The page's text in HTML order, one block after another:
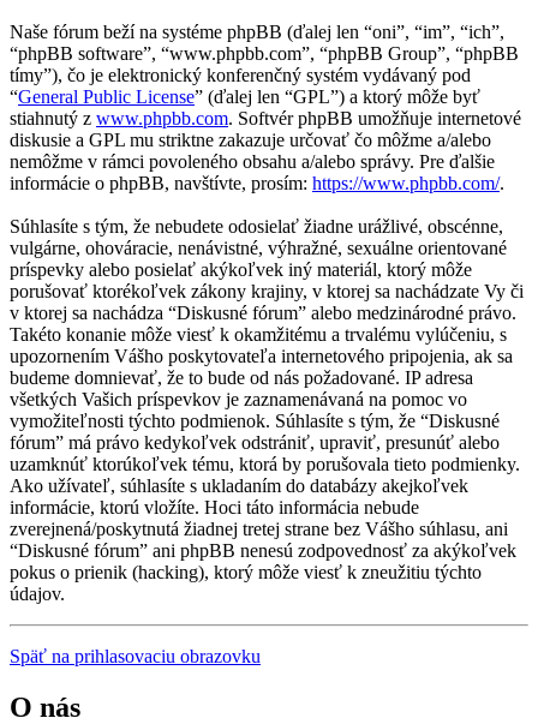
Naše fórum beží na systéme phpBB (ďalej len “oni”, “im”, “ich”,
“phpBB software”, “www.phpbb.com”, “phpBB Group”, “phpBB
tímy”), čo je elektronický konferenčný systém vydávaný pod
“General Public License” (ďalej len “GPL”) a ktorý môže byť
stiahnutý z www.phpbb.com. Softvér phpBB umožňuje internetové
diskusie a GPL mu striktne zakazuje určovať čo môžme a/alebo
nemôžme v rámci povoleného obsahu a/alebo správy. Pre ďalšie
informácie o phpBB, navštívte, prosím: https://www.phpbb.com/.
Súhlasíte s tým, že nebudete odosielať žiadne urážlivé, obscénne,
vulgárne, ohováracie, nenávistné, výhražné, sexuálne orientované
príspevky alebo posielať akýkoľvek iný materiál, ktorý môže
porušovať ktorékoľvek zákony krajiny, v ktorej sa nachádzate Vy či
v ktorej sa nachádza “Diskusné fórum” alebo medzinárodné právo.
Takéto konanie môže viesť k okamžitému a trvalému vylúčeniu, s
upozornením Vášho poskytovateľa internetového pripojenia, ak sa
budeme domnievať, že to bude od nás požadované. IP adresa
všetkých Vašich príspevkov je zaznamenávaná na pomoc vo
vymožiteľnosti týchto podmienok. Súhlasíte s tým, že “Diskusné
fórum” má právo kedykoľvek odstrániť, upraviť, presunúť alebo
uzamknúť ktorúkoľvek tému, ktorá by porušovala tieto podmienky.
Ako užívateľ, súhlasíte s ukladaním do databázy akejkoľvek
informácie, ktorú vložíte. Hoci táto informácia nebude
zverejnená/poskytnutá žiadnej tretej strane bez Vášho súhlasu, ani
“Diskusné fórum” ani phpBB nenesú zodpovednosť za akýkoľvek
pokus o prienik (hacking), ktorý môže viesť k zneužitiu týchto
údajov.
Späť na prihlasovaciu obrazovku
O nás